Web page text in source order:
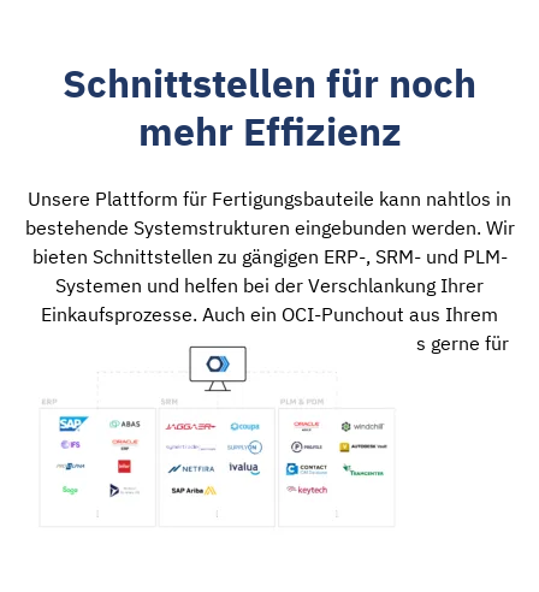
Schnittstellen für noch
mehr Effizienz
Unsere Plattform für Fertigungsbauteile kann nahtlos in
bestehende Systemstrukturen eingebunden werden. Wir
bieten Schnittstellen zu gängigen ERP-, SRM- und PLM-
Systemen und helfen bei der Verschlankung Ihrer
Einkaufsprozesse. Auch ein OCI-Punchout aus Ihrem
ERP-System ist möglich. Kontaktieren Sie uns gerne für
nähere Informationen.